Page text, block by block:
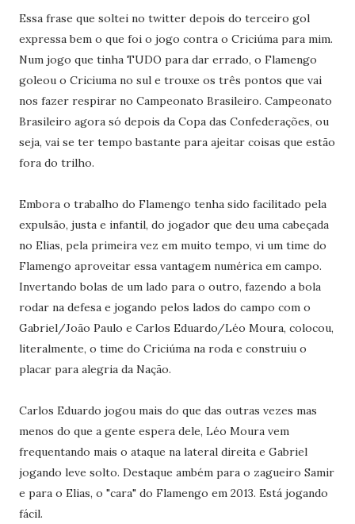
Essa frase que soltei no twitter depois do terceiro gol
expressa bem o que foi o jogo contra o Criciúma para mim.
Num jogo que tinha TUDO para dar errado, o Flamengo
goleou o Criciuma no sul e trouxe os três pontos que vai
nos fazer respirar no Campeonato Brasileiro. Campeonato
Brasileiro agora só depois da Copa das Confederações, ou
seja, vai se ter tempo bastante para ajeitar coisas que estão
fora do trilho.
Embora o trabalho do Flamengo tenha sido facilitado pela
expulsão, justa e infantil, do jogador que deu uma cabeçada
no Elias, pela primeira vez em muito tempo, vi um time do
Flamengo aproveitar essa vantagem numérica em campo.
Invertando bolas de um lado para o outro, fazendo a bola
rodar na defesa e jogando pelos lados do campo com o
Gabriel/João Paulo e Carlos Eduardo/Léo Moura, colocou,
literalmente, o time do Criciúma na roda e construiu o
placar para alegria da Nação.
Carlos Eduardo jogou mais do que das outras vezes mas
menos do que a gente espera dele, Léo Moura vem
frequentando mais o ataque na lateral direita e Gabriel
jogando leve solto. Destaque ambém para o zagueiro Samir
e para o Elias, o "cara" do Flamengo em 2013. Está jogando
fácil.